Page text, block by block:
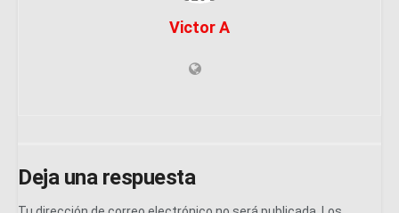
Victor A
Deja una respuesta